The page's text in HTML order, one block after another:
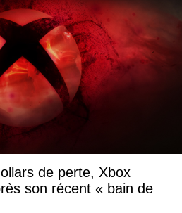
de perte, Xbox
son récent « bain de